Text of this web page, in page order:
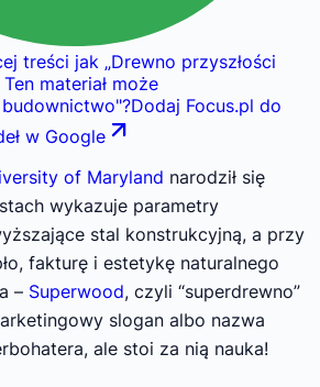
treści jak „Drewno przyszłości
materiał może
"?Dodaj Focus.pl do
w Google
of Maryland narodził się
wykazuje parametry
stal konstrukcyjną, a przy
fakturę i estetykę naturalnego
– Superwood, czyli “superdrewno”
slogan albo nazwa
ale stoi za nią nauka!